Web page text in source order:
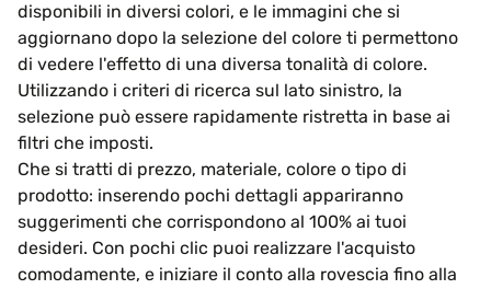
disponibili in diversi colori, e le immagini che si
aggiornano dopo la selezione del colore ti permettono
di vedere l'effetto di una diversa tonalità di colore.
Utilizzando i criteri di ricerca sul lato sinistro, la
selezione può essere rapidamente ristretta in base ai
filtri che imposti.
Che si tratti di prezzo, materiale, colore o tipo di
prodotto: inserendo pochi dettagli appariranno
suggerimenti che corrispondono al 100% ai tuoi
desideri. Con pochi clic puoi realizzare l'acquisto
comodamente, e iniziare il conto alla rovescia fino alla